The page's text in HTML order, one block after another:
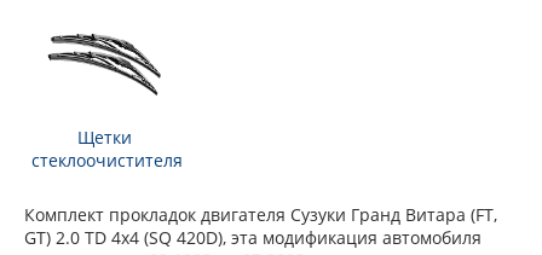
Щетки
стеклоочистителя
Комплект прокладок двигателя Сузуки Гранд Витара (FT,
GT) 2.0 TD 4x4 (SQ 420D), эта модификация автомобиля